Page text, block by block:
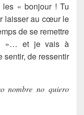
« bonjour ! Tu
laisser au cœur le
de se remettre
»… et je vais à
sentir, de ressentir
nombre no quiero